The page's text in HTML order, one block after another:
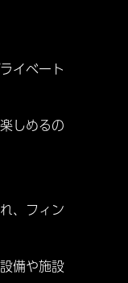
イベート
しめるの
、フィン
備や施設